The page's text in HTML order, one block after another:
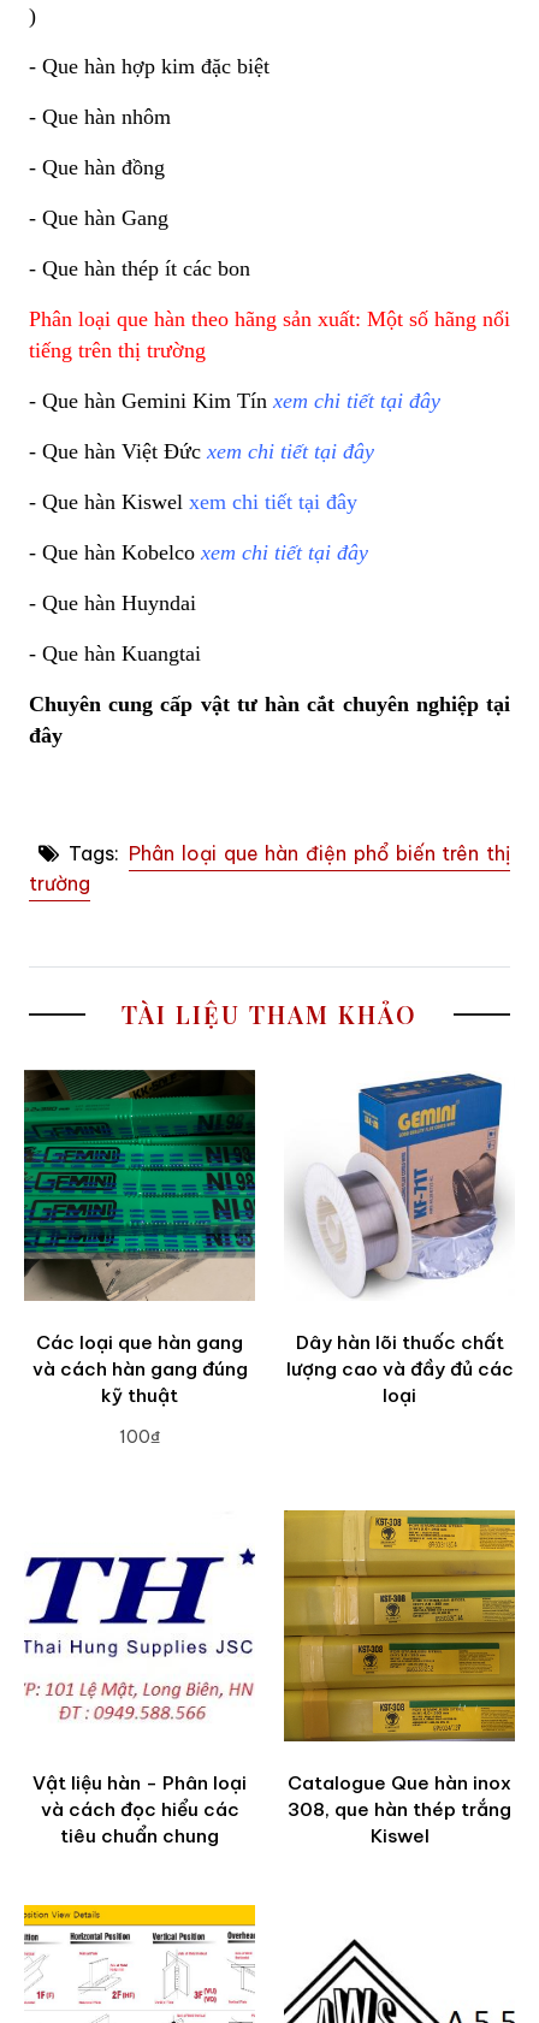
)
- Que hàn hợp kim đặc biệt
- Que hàn nhôm
- Que hàn đồng
- Que hàn Gang
- Que hàn thép ít các bon
Phân loại que hàn theo hãng sản xuất: Một số hãng nổi
tiếng trên thị trường
- Que hàn Gemini Kim Tín xem chi tiết tại đây
- Que hàn Việt Đức xem chi tiết tại đây
- Que hàn Kiswel xem chi tiết tại đây
- Que hàn Kobelco xem chi tiết tại đây
- Que hàn Huyndai
- Que hàn Kuangtai
Chuyên cung cấp vật tư hàn cắt chuyên nghiệp tại
đây
Tags: Phân loại que hàn điện phổ biến trên thị
trường
TÀI LIỆU THAM KHẢO
Các loại que hàn gang
và cách hàn gang đúng
kỹ thuật
100₫
Dây hàn lõi thuốc chất
lượng cao và đầy đủ các
loại
Vật liệu hàn - Phân loại
và cách đọc hiểu các
tiêu chuẩn chung
Catalogue Que hàn inox
308, que hàn thép trắng
Kiswel